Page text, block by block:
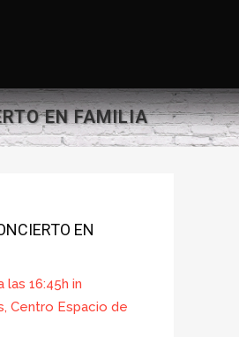
EN FAMILIA
EN
las 16:45h in
, Centro Espacio de